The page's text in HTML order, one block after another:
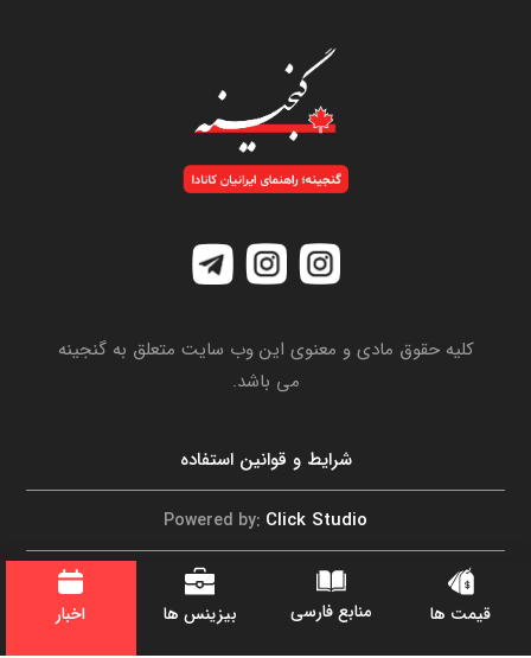
کلیه حقوق مادی و معنوی این وب سایت متعلق به گنجینه
می باشد.
شرایط و قوانین استفاده
Powered by: Click Studio
قیمت ها منابع فارسی بیزینس ها اخبار